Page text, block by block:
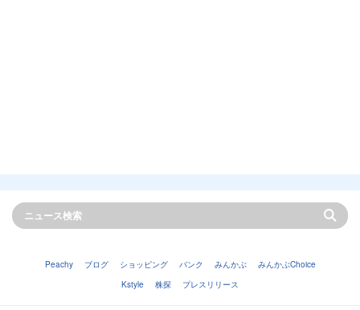
Peachy ブログ ショッピング バンク みんかぶ
みんかぶChoice
Kstyle
株探 プレスリリース